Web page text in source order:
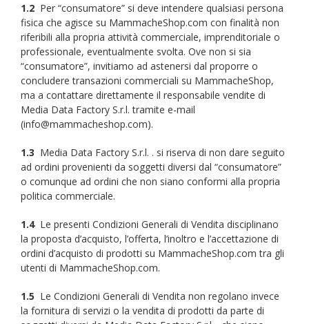
1.2 Per “consumatore” si deve intendere qualsiasi persona
fisica che agisce su MammacheShop.com con finalità non
riferibili alla propria attività commerciale, imprenditoriale o
professionale, eventualmente svolta. Ove non si sia
“consumatore”, invitiamo ad astenersi dal proporre o
concludere transazioni commerciali su MammacheShop,
ma a contattare direttamente il responsabile vendite di
Media Data Factory S.r.l. tramite e-mail
(info@mammacheshop.com).
1.3 Media Data Factory S.r.l. . si riserva di non dare seguito
ad ordini provenienti da soggetti diversi dal “consumatore”
o comunque ad ordini che non siano conformi alla propria
politica commerciale.
1.4 Le presenti Condizioni Generali di Vendita disciplinano
la proposta d’acquisto, l’offerta, l’inoltro e l’accettazione di
ordini d’acquisto di prodotti su MammacheShop.com tra gli
utenti di MammacheShop.com.
1.5 Le Condizioni Generali di Vendita non regolano invece
la fornitura di servizi o la vendita di prodotti da parte di